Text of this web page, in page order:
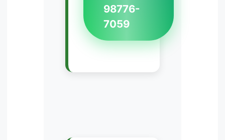
98776-
7059